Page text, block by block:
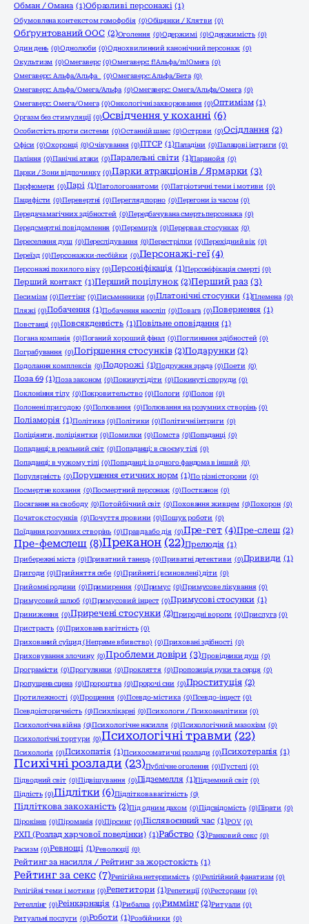
Обман / Омана (1)Образливі персонажі (1)
Обумовлена контекстом гомофобія (0)Обіцянки / Клятви (0)
Обґрунтований ООС (2)Оголення (0)Одержимі (0)Одержимість (0)
Один день (0)Однолюби (0)Однохвилинний канонічний персонаж (0)
Окультизм (0)Омегаверс (0)Омегаверс: f!Альфа/m!Омега (0)
Омегаверс: Альфа/Альфа
(0)Омегаверс: Альфа/Бета (0)
Омегаверс: Альфа/Омега/Альфа (0)Омегаверс: Омега/Альфа/Омега (0)
Омегаверс: Омега/Омега (0)Онкологічні захворювання (0)Оптимізм (1)
Оргазм без стимуляції (0)Освідчення у коханні (6)
Особистість проти системи (0)Останній шанс (0)Острови (0)Осідлання (2)
Офіси (0)Охоронці (0)Очікування (0)ПТСР (1)Паладіни (0)Палацові інтриги (0)
Паління (0)Панічні атаки (0)Паралельні світи (1)Паранойя (0)
Парки / Зони відпочинку (0)Парки атракціонів / Ярмарки (3)
Парфюмери (0)Парі (1)Патологоанатоми (0)Патріотичні теми і мотиви (0)
Пацифісти (0)Перевертні (0)Перегляд порно (0)Перегони із часом (0)
Передача магічних здібностей (0)Передбачувана смерть персонажа (0)
Передсмертні повідомлення (0)Перемир'я (0)Перерва в стосунках (0)
Переселення душ (0)Переслідування (0)Перестрілки (0)Перехідний вік (0)
Переїзд (0)Персонажки-лесбійки (0)Персонажі-геї (4)
Персонажі похилого віку (0)Персоніфікація (1)Персоніфікація смерті (0)
Перший контакт (1)Перший поцілунок (2)Перший раз (3)
Песимізм (0)Петтінг (0)Письменники (0)Платонічні стосунки (1)Племена (0)
Пляжі (0)Побачення (1)Побачення наосліп (0)Повага (0)Повернення (1)
Повстанці (0)Повсякденність (1)Повільне оповідання (1)
Погана компанія (0)Поганий хороший фінал (0)Поглинання здібностей (0)
Пограбування (0)Погіршення стосунків (2)Подарунки (2)
Подолання комплексів (0)Подорожі (1)Подружня зрада (0)Поети (0)
Поза 69 (1)Поза законом (0)Покинуті діти (0)Покинуті споруди (0)
Поклоніння тілу (0)Покровительство (0)Пологи (0)Полон (0)
Полонені пригодою (0)Полювання (0)Полювання на розумних створінь (0)
Поліаморія (1)Політика (0)Політики (0)Політичні інтриги (0)
Поліціянти, поліціянтки (0)Помилки (0)Помста (0)Попаданці (0)
Попаданці: в реальний світ (0)Попаданці: в своєму тілі (0)
Попаданці: в чужому тілі (0)Попаданці: із одного фандома в інший (0)
Популярність (0)Порушення етичних норм (1)По різні сторони (0)
Посмертне кохання (0)Посмертний персонаж (0)Постканон (0)
Посягання на свободу (0)Потойбічний світ (0)Поховання живцем (0)Похорон (0)
Початок стосунків (0)Почуття провини (0)Пошук роботи (0)
Поїдання розумних створінь (0)Правда або дія (0)Пре-гет (4)Пре-слеш (2)
Пре-фемслеш (8)Преканон (22)Прелюдія (1)
Прибережні міста (0)Приватний танець (0)Приватні детективи (0)Привиди (1)
Пригоди (0)Прийняття себе (0)Прийняті (всиновлені) діти (0)
Прийомні родини (0)Примирення (0)Примус (0)Примусове лікування (0)
Примусовий шлюб (0)Примусовий інцест (0)Примусові стосунки (1)
Приниження (0)Приречені стосунки (2)Природні вороги (0)Прислуга (0)
Пристрасть (0)Прихована вагітність (0)
Прихований суїцид (Непряме вбивство) (0)Приховані здібності (0)
Приховування злочину (0)Проблеми довіри (3)Провідники душ (0)
Програмісти (0)Прогулянки (0)Прокляття (0)Пропозиція руки та серця (0)
Пропущена сцена (0)Пророцтва (0)Пророчі сни (0)Проституція (2)
Протилежності (0)Прощення (0)Псевдо-містика (0)Псевдо-інцест (0)
Псевдоісторичність (0)Психлікарні (0)Психологи / Психоаналітики (0)
Психологічна війна (0)Психологічне насилля (0)Психологічний мазохізм (0)
Психологічні тортури (0)Психологічні травми (22)
Психологія (0)Психопатія (1)Психосоматичні розлади (0)Психотерапія (1)
Психічні розлади (23)Публічне оголення (0)Пустелі (0)
Підводний світ (0)Підвішування (0)Підземелля (1)Підземний світ (0)
Підлість (0)Підлітки (6)Підліткова вагітність (0)
Підліткова закоханість (2)Під одним дахом (0)Підсвідомість (0)Пірати (0)
Пірокінез (0)Піроманія (0)Пірсинг (0)Післявоєнний час (1)РОV (0)
РХП (Розлад харчової поведінки) (1)Рабство (3)Ранковий секс (0)
Расизм (0)Ревнощі (1)Революції (0)
Рейтинг за насилля / Рейтинг за жорстокість (1)
Рейтинг за секс (7)Релігійна нетерпимість (0)Релігійний фанатизм (0)
Релігійні теми і мотиви (0)Репетитори (1)Репетиції (0)Ресторани (0)
Ретеллінг (0)Реінкарнація (1)Рибалка (0)Риммінг (2)Ритуали (0)
Ритуальні послуги (0)Роботи (1)Розбійники (0)